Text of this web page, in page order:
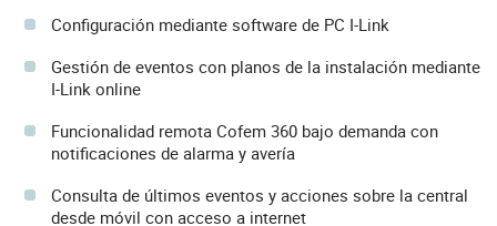
Configuración mediante software de PC I-Link
Gestión de eventos con planos de la instalación mediante
I-Link online
Funcionalidad remota Cofem 360 bajo demanda con
notificaciones de alarma y avería
Consulta de últimos eventos y acciones sobre la central
desde móvil con acceso a internet